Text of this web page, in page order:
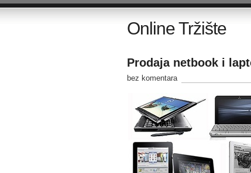
Online Tržište
Prodaja netbook i
bez komentara